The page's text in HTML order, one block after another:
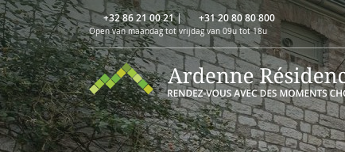
+32 86 21 00 21| +31 20 80 80 800
Open van maandag tot vrijdag van 09u tot 18u